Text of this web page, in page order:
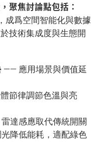
聚焦討論點包括：
成爲空間智能化與數據
技術集成度與生態開
—— 應用場景與價值延
節律調節色溫與亮
達感應取代傳統開關
降低能耗，適配綠色